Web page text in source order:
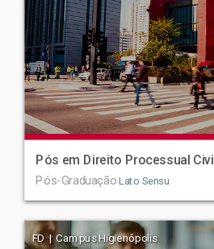
Pós em Direito Processual Civil
Pós-Graduação Lato Sensu
FD | Campus Higienópolis